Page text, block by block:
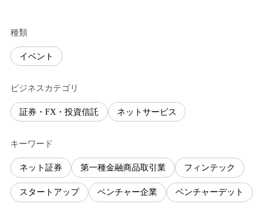
種類
イベント
ビジネスカテゴリ
証券・FX・投資信託 ネットサービス
キーワード
ネット証券 第一種金融商品取引業 フィンテック
スタートアップ ベンチャー企業 ベンチャーデット